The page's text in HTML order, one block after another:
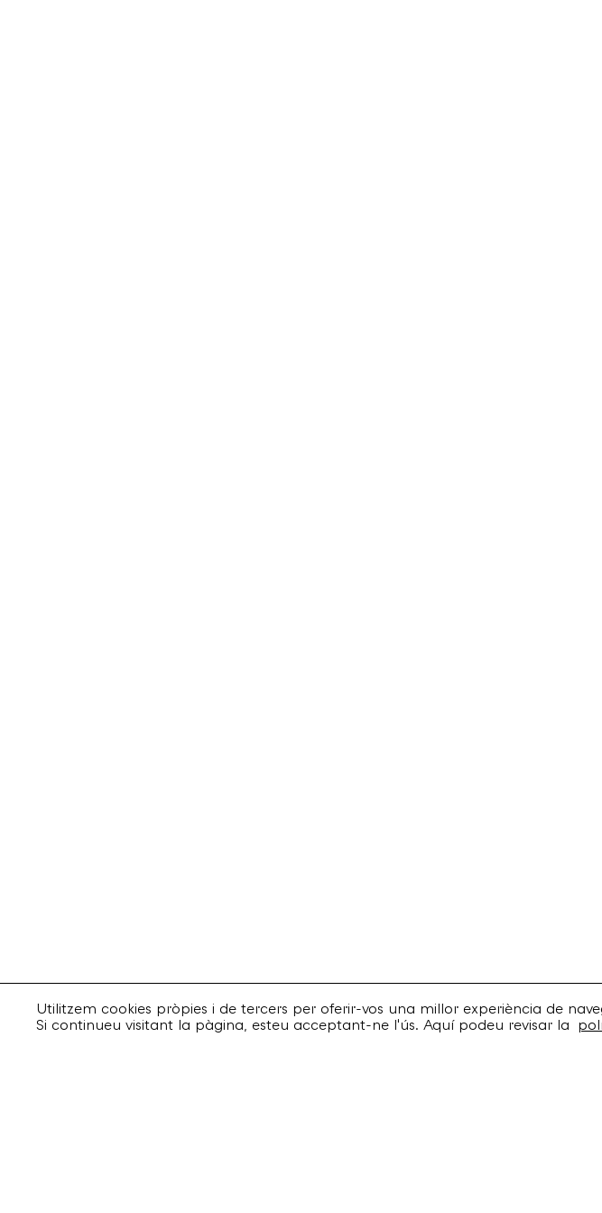
Utilitzem cookies pròpies i de tercers per oferir-vos una millor experiència de
Si continueu visitant la pàgina, esteu acceptant-ne l'ús. Aquí podeu revisar la